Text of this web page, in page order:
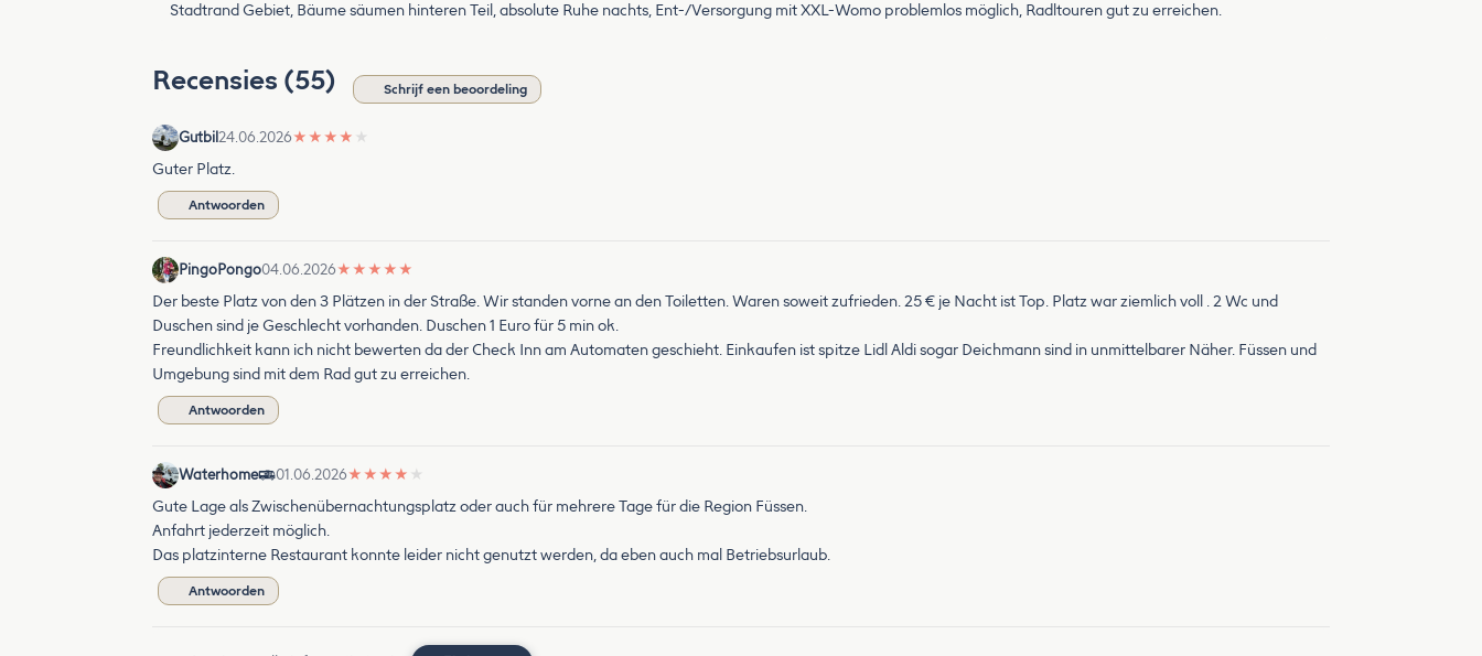
Stadtrand Gebiet, Bäume säumen hinteren Teil, absolute Ruhe nachts, Ent-/Versorgung mit XXL-Womo problemlos möglich, Radltouren gut zu erreichen.
Recensies (55) Schrijf een beoordeling
Gutbil 24.06.2026★ ★ ★ ★ ★
Guter Platz.
Antwoorden
PingoPongo04.06.2026★ ★ ★ ★ ★
Der beste Platz von den 3 Plätzen in der Straße. Wir standen vorne an den Toiletten. Waren soweit zufrieden. 25 € je Nacht ist Top. Platz war ziemlich voll . 2 Wc und
Duschen sind je Geschlecht vorhanden. Duschen 1 Euro für 5 min ok.
Freundlichkeit kann ich nicht bewerten da der Check Inn am Automaten geschieht. Einkaufen ist spitze Lidl Aldi sogar Deichmann sind in unmittelbarer Näher. Füssen und
Umgebung sind mit dem Rad gut zu erreichen.
Antwoorden
Waterhome 01.06.2026★ ★ ★ ★ ★
Gute Lage als Zwischenübernachtungsplatz oder auch für mehrere Tage für die Region Füssen.
Anfahrt jederzeit möglich.
Das platzinterne Restaurant konnte leider nicht genutzt werden, da eben auch mal Betriebsurlaub.
Antwoorden